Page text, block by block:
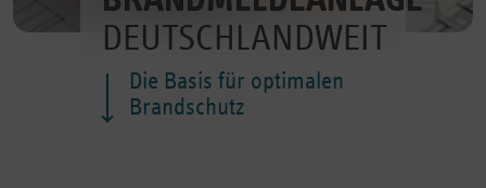
DEUTSCH­LANDWEIT
Die Basis für optimalen
Brandschutz